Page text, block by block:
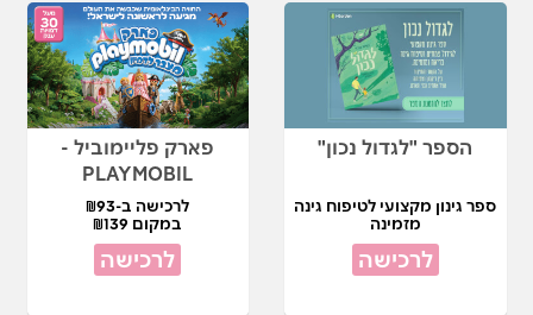
הספר "לגדול נכון"
ספר גינון מקצועי לטיפוח גינה
מזמינה
לרכישה
פארק פליימוביל -
PLAYMOBIL
לרכישה ב-₪93
במקום ₪139
לרכישה